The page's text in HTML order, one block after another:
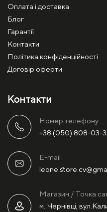
Оплата і доставка
Блог
Гарантії
Контакти
Політика конфіденційності
Договір оферти
Контакти
Номер телефону
+38 (050) 808-03-
E-mail
Магазин / Точка
м. Чернівці,